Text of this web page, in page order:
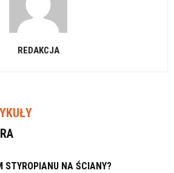
REDAKCJA
STYROPIANU NA ŚCIANY?